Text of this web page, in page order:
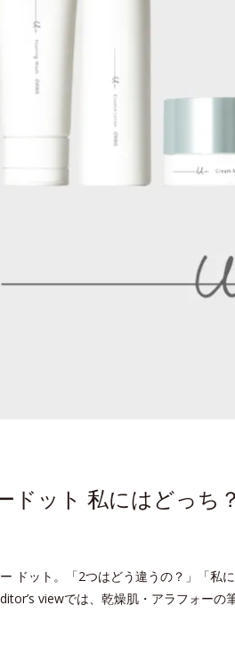
ドット 私にはどっち
ドット。「2つはどう違うの？」「私
viewでは、乾燥肌・アラフォーの